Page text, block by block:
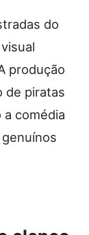
do
produção
de piratas
comédia